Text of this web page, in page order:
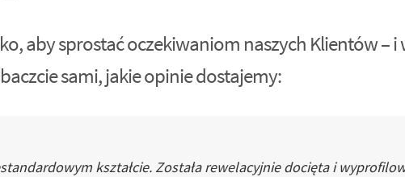
aby sprostać oczekiwaniom naszych Klientów – i
sami, jakie opinie dostajemy:
kształcie. Została rewelacyjnie docięta i